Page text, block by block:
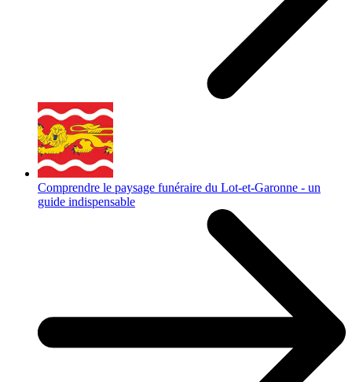
Comprendre le paysage funéraire du Lot-et-Garonne - un
guide indispensable